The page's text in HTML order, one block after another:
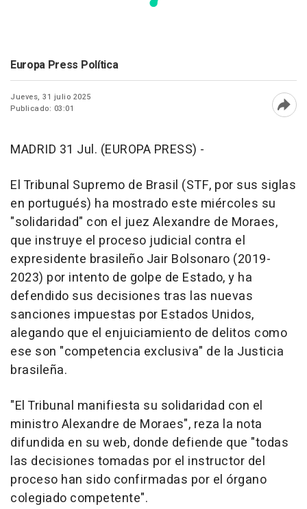
Europa Press Política
Jueves, 31 julio 2025
Publicado: 03:01
MADRID 31 Jul. (EUROPA PRESS) -
El Tribunal Supremo de Brasil (STF, por sus siglas
en portugués) ha mostrado este miércoles su
"solidaridad" con el juez Alexandre de Moraes,
que instruye el proceso judicial contra el
expresidente brasileño Jair Bolsonaro (2019-
2023) por intento de golpe de Estado, y ha
defendido sus decisiones tras las nuevas
sanciones impuestas por Estados Unidos,
alegando que el enjuiciamiento de delitos como
ese son "competencia exclusiva" de la Justicia
brasileña.
"El Tribunal manifiesta su solidaridad con el
ministro Alexandre de Moraes", reza la nota
difundida en su web, donde defiende que "todas
las decisiones tomadas por el instructor del
proceso han sido confirmadas por el órgano
colegiado competente".